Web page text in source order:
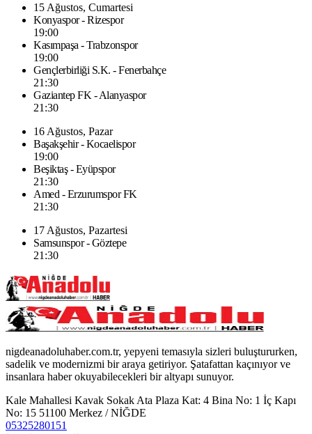
15 Ağustos, Cumartesi
Konyaspor - Rizespor
19:00
Kasımpaşa - Trabzonspor
19:00
Gençlerbirliği S.K. - Fenerbahçe
21:30
Gaziantep FK - Alanyaspor
21:30
16 Ağustos, Pazar
Başakşehir - Kocaelispor
19:00
Beşiktaş - Eyüpspor
21:30
Amed - Erzurumspor FK
21:30
17 Ağustos, Pazartesi
Samsunspor - Göztepe
21:30
nigdeanadoluhaber.com.tr, yepyeni temasıyla sizleri buluştururken,
sadelik ve modernizmi bir araya getiriyor. Şatafattan kaçınıyor ve
insanlara haber okuyabilecekleri bir altyapı sunuyor.
Kale Mahallesi Kavak Sokak Ata Plaza Kat: 4 Bina No: 1 İç Kapı
No: 15 51100 Merkez / NİĞDE
05325280151